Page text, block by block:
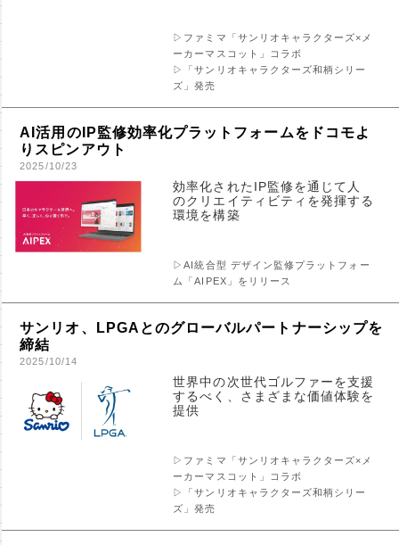
▷ファミマ「サンリオキャラクターズ×メ
ーカーマスコット」コラボ
▷「サンリオキャラクターズ和柄シリー
ズ」発売
AI活用のIP監修効率化プラットフォームをドコモよ
りスピンアウト
2025/10/23
効率化されたIP監修を通じて人
のクリエイティビティを発揮する
環境を構築
▷AI統合型 デザイン監修プラットフォー
ム「AIPEX」をリリース
サンリオ、LPGAとのグローバルパートナーシップを
締結
2025/10/14
世界中の次世代ゴルファーを支援
するべく、さまざまな価値体験を
提供
▷ファミマ「サンリオキャラクターズ×メ
ーカーマスコット」コラボ
▷「サンリオキャラクターズ和柄シリー
ズ」発売